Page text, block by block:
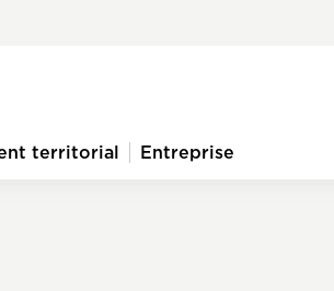
territorial Entreprise